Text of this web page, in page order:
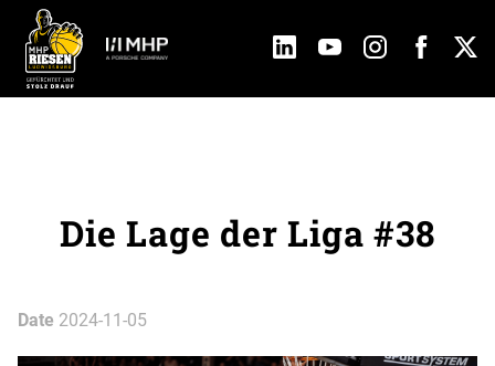
Die Lage der Liga #38
Date 2024-11-05